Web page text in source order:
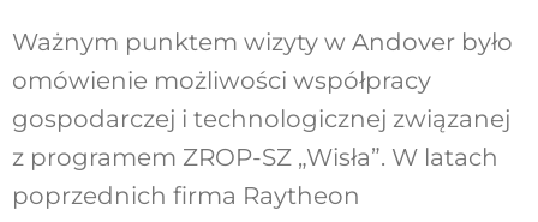
Ważnym punktem wizyty w Andover było
omówienie możliwości współpracy
gospodarczej i technologicznej związanej
z programem ZROP-SZ „Wisła”. W latach
poprzednich firma Raytheon